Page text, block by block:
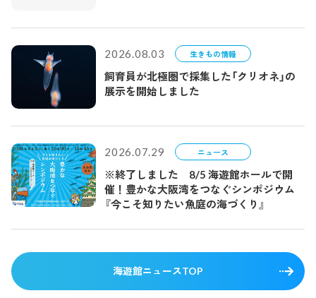
2026.08.03 生きもの情報
飼育員が北極圏で採集した「クリオネ」の
展示を開始しました
2026.07.29 ニュース
※終了しました 8/5 海遊館ホールで開
催！豊かな大阪湾をつなぐシンポジウム
『今こそ知りたい魚庭の海づくり』
海遊館ニュースTOP